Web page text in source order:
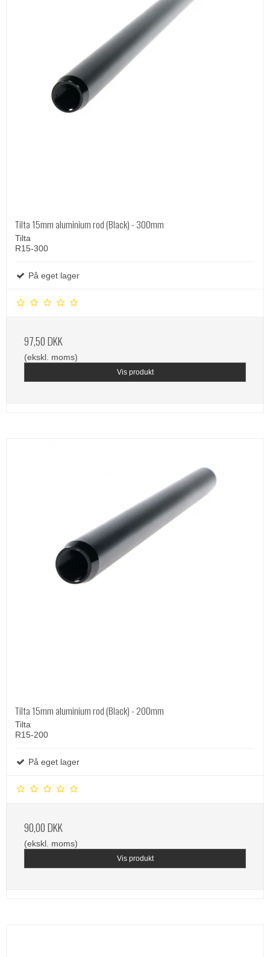
Tilta 15mm aluminium rod (Black) - 300mm
Tilta
R15-300
På eget lager
97,50 DKK
(ekskl. moms)
Vis produkt
Tilta 15mm aluminium rod (Black) - 200mm
Tilta
R15-200
På eget lager
90,00 DKK
(ekskl. moms)
Vis produkt